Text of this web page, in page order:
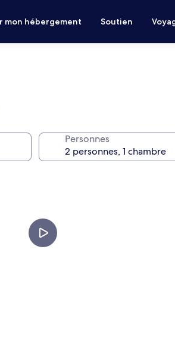
mon hébergement Soutien
Personnes